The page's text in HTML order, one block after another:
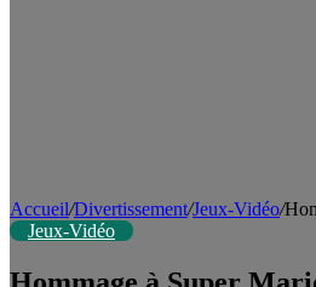
Accueil/Divertissement/Jeux-Vidéo/
Jeux-Vidéo